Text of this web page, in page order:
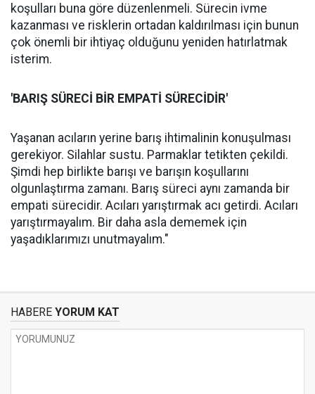
koşulları buna göre düzenlenmeli. Sürecin ivme
kazanması ve risklerin ortadan kaldırılması için bunun
çok önemli bir ihtiyaç olduğunu yeniden hatırlatmak
isterim.
'BARIŞ SÜRECİ BİR EMPATİ SÜRECİDİR'
Yaşanan acıların yerine barış ihtimalinin konuşulması
gerekiyor. Silahlar sustu. Parmaklar tetikten çekildi.
Şimdi hep birlikte barışı ve barışın koşullarını
olgunlaştırma zamanı. Barış süreci aynı zamanda bir
empati sürecidir. Acıları yarıştırmak acı getirdi. Acıları
yarıştırmayalım. Bir daha asla dememek için
yaşadıklarımızı unutmayalım."
HABERE YORUM KAT